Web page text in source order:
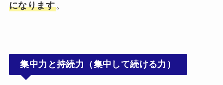
になります。
集中力と持続力（集中して続ける力）